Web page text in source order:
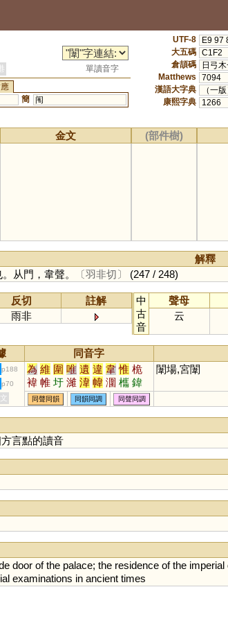
單讀音字
簡 闱
UTF-8
E9 97
大五碼 C1F2
倉頡碼
日弓
Matthews
7094
漢語大字典
（一
康熙字典
1266
金文 (部件樹)
解釋
从門，韋聲。 〔羽非切〕 (247 / 248)
反切
註解
雨非
中
古
音
聲母
云
同音字
p188 為 維 圍 唯 遺 違 韋 惟 桅
褘 帷 圩 濰 湋 幃 潿 欈 鍏
醀 蓶 喡 鮠 鄬 囗
闈場,宮闈
p70
同聲同韻 同韻同調 同聲同調
言點的讀音
door of the palace; the residence of the imperial
examinations in ancient times